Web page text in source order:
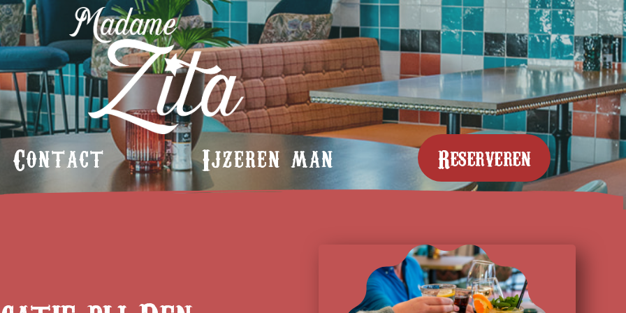
Contact Ijzeren man Reserveren